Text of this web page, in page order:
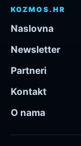
KOZMOS.HR
Naslovna
Newsletter
Partneri
Kontakt
O nama